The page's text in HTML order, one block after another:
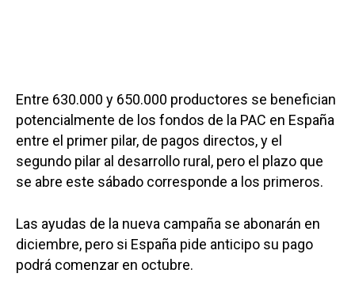
Entre 630.000 y 650.000 productores se benefician
potencialmente de los fondos de la PAC en España
entre el primer pilar, de pagos directos, y el
segundo pilar al desarrollo rural, pero el plazo que
se abre este sábado corresponde a los primeros.
Las ayudas de la nueva campaña se abonarán en
diciembre, pero si España pide anticipo su pago
podrá comenzar en octubre.